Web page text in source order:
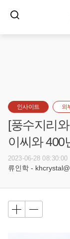
인사이트 외
[풍수지리
이씨와 400
2023-06-28 08:30:00
류인학 -